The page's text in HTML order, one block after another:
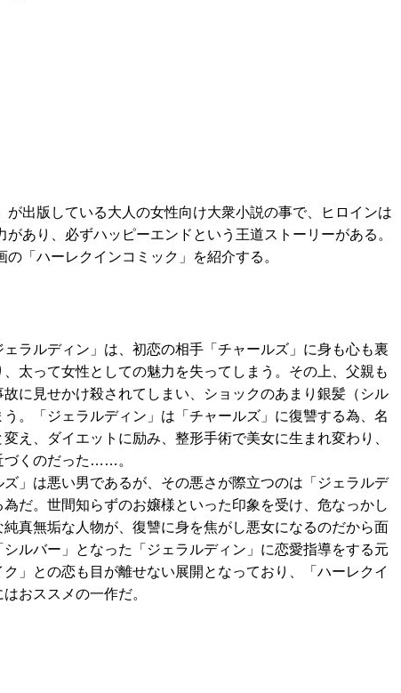
が出版している大人の女性向け大衆小説の事で、ヒロインは
あり、必ずハッピーエンドという王道ストーリーがある。
「ハーレクインコミック」を紹介する。
ェラルディン」は、初恋の相手「チャールズ」に身も心も裏
太って女性としての魅力を失ってしまう。その上、父親も
故に見せかけ殺されてしまい、ショックのあまり銀髪（シル
。「ジェラルディン」は「チャールズ」に復讐する為、名
え、ダイエットに励み、整形手術で美女に生まれ変わり、
づくのだった……。
ズ」は悪い男であるが、その悪さが際立つのは「ジェラルデ
為だ。世間知らずのお嬢様といった印象を受け、危なっかし
真無垢な人物が、復讐に身を焦がし悪女になるのだから面
ルバー」となった「ジェラルディン」に恋愛指導をする元
」との恋も目が離せない展開となっており、「ハーレクイ
おススメの一作だ。